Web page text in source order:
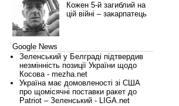
Кожен 5-й загиблий на
цій війні – закарпатець
Google News
Зеленський у Белграді підтвердив
незмінність позиції України щодо
Косова - mezha.net
Україна має домовленості зі США
про щомісячні поставки ракет до
Patriot – Зеленський - LIGA.net